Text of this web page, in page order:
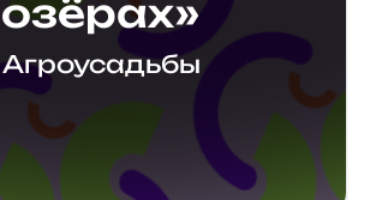
озёрах»
Агроусадьбы